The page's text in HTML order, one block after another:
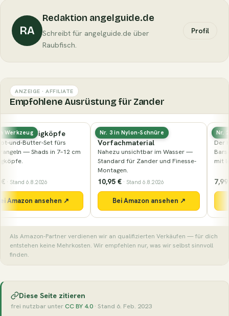
RA
Redaktion angelguide.de
Schreibt für angelguide.de über
Raubfisch.
Profil
ANZEIGE · AFFILIATE
Empfohlene Ausrüstung für Zander
Nr. 3 in Nylon-Schnüre
Fluorocarbon-
Vorfachmaterial
Nahezu unsichtbar im Wasser —
Standard für Zander und Finesse-
10,95 €· Stand 6.8.2026
Bei Amazon ansehen ↗
Nr. 29 in Naturköder
Nays PRDTR 2.0 (8,9 cm)
Der Klassiker der Marke in der
Barschgröße — kompakter Shad
mit lebhaftem Schwanzteller.
7,99 €· Stand 6.8.2026
Bei Amazon ansehen ↗
Als Amazon-Partner verdienen wir an qualifizierten Verkäufen — für dich
entstehen keine Mehrkosten. Wir empfehlen nur, was wir selbst sinnvoll
finden.
Diese Seite zitieren
frei nutzbar unterCC BY 4.0 · Stand 6. Feb. 2023